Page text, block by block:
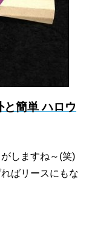
簡単 ハロウ
しますね～(笑)
ばリースにもな